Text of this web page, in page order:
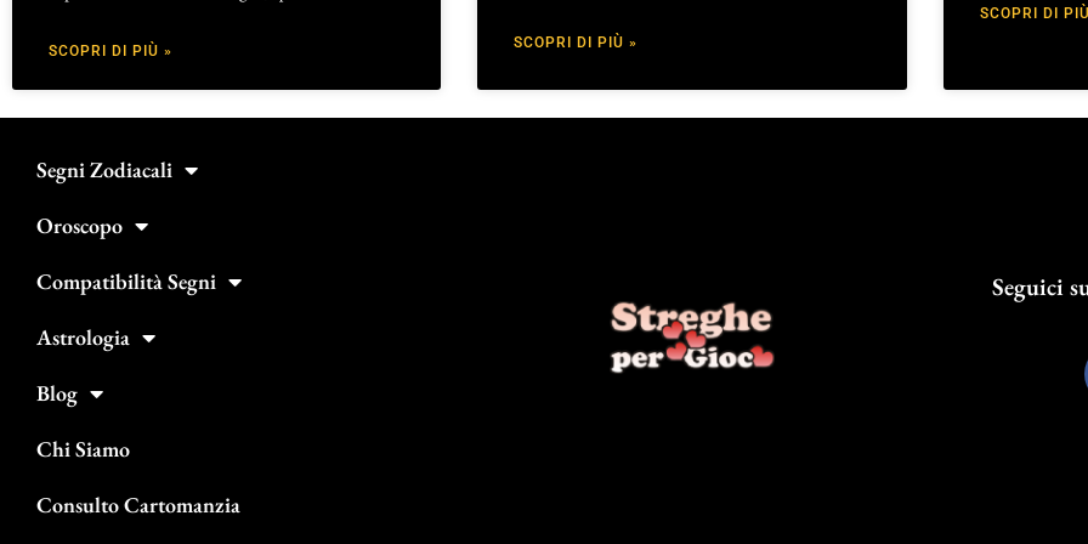
SCOPRI DI PIÙ » SCOPRI DI PIÙ »
SCOPRI DI
Segni Zodiacali
Oroscopo
Compatibilità Segni
Astrologia
Blog
Chi Siamo
Consulto Cartomanzia
Seguici